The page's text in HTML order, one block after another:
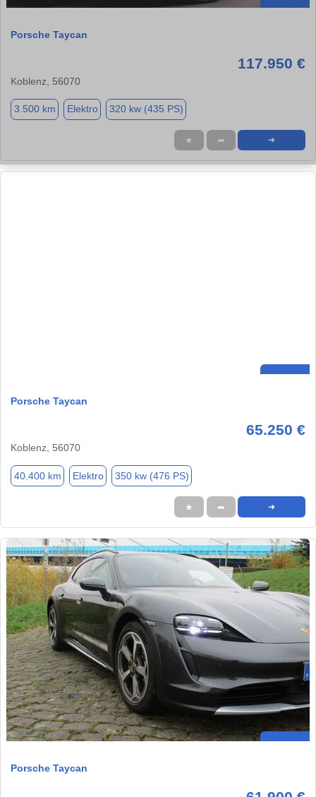
Porsche Taycan
117.950 €
Koblenz, 56070
3.500 km Elektro 320 kw (435 PS)
★ ➦ ➜
Porsche Taycan
65.250 €
Koblenz, 56070
40.400 km Elektro 350 kw (476 PS)
★ ➦ ➜
Porsche Taycan